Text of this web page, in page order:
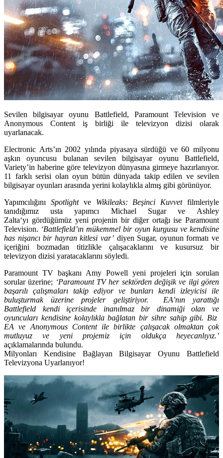
Sevilen bilgisayar oyunu Battlefield, Paramount Television ve
Anonymous Content iş birliği ile televizyon dizisi olarak
uyarlanacak.
Electronic Arts’ın 2002 yılında piyasaya sürdüğü ve 60 milyonu
aşkın oyuncusu bulanan sevilen bilgisayar oyunu Battlefield,
Variety’in haberine göre televizyon dünyasına girmeye hazırlanıyor.
11 farklı serisi olan oyun bütün dünyada takip edilen ve sevilen
bilgisayar oyunları arasında yerini kolaylıkla almış gibi görünüyor.
Yapımcılığını Spotlightve Wikileaks: Beşinci Kuvvetfilmleriyle
tanıdığımız usta yapımcı Michael Sugarve Ashley
Zalta‘yı gördüğümüz yeni projenin bir diğer ortağı ise Paramount
Television. ‘Battlefield’ın mükemmel bir oyun kurgusu ve kendisine
has nişancı bir hayran kitlesi var’ diyen Sugar, oyunun formatı ve
içeriğini bozmadan titizlikle çalışacaklarını ve kusursuz bir
televizyon dizisi yaratacaklarını söyledi.
Paramount TV başkanı Amy Powell yeni projeleri için sorulan
sorular üzerine; ‘Paramount TV her sektörden değişik ve ilgi gören
başarılı çalışmaları takip ediyor ve bunları kendi izleyicisi ile
buluşturmak üzerine projeler geliştiriyor. EA’nın yarattığı
Battlefield kendi içerisinde inanılmaz bir dinamiği olan ve
oyuncuları kendisine kolaylıkla bağlatan bir sihre sahip gibi. Biz
EA ve Anonymous Content ile birlikte çalışacak olmaktan çok
mutluyuz ve yeni projemiz için oldukça heyecanlıyız.’
açıklamalarında bulundu.
Milyonları Kendisine Bağlayan Bilgisayar Oyunu Battlefield
Televizyona Uyarlanıyor!